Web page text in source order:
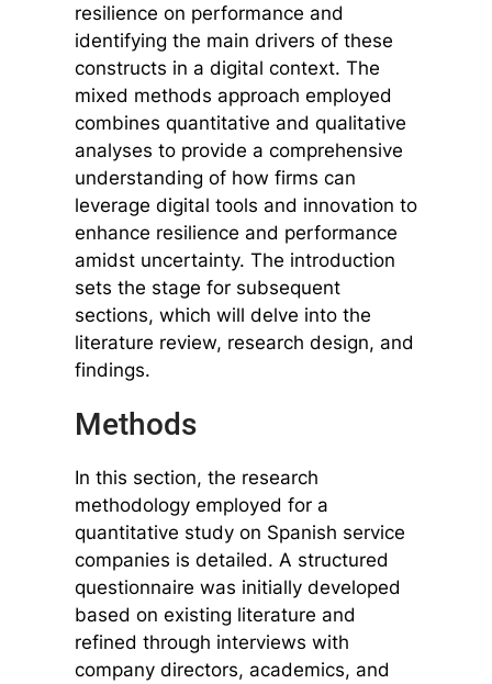
resilience on performance and
identifying the main drivers of these
constructs in a digital context. The
mixed methods approach employed
combines quantitative and qualitative
analyses to provide a comprehensive
understanding of how firms can
leverage digital tools and innovation to
enhance resilience and performance
amidst uncertainty. The introduction
sets the stage for subsequent
sections, which will delve into the
literature review, research design, and
findings.
Methods
In this section, the research
methodology employed for a
quantitative study on Spanish service
companies is detailed. A structured
questionnaire was initially developed
based on existing literature and
refined through interviews with
company directors, academics, and